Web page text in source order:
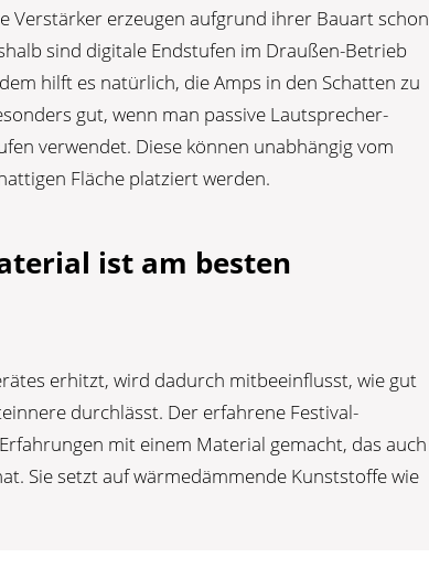
Verstärker erzeugen aufgrund ihrer Bauart schon
sind digitale Endstufen im Draußen-Betrieb
hilft es natürlich, die Amps in den Schatten zu
gut, wenn man passive Lautsprecher-
verwendet. Diese können unabhängig vom
Fläche platziert werden.
ist am besten
erhitzt, wird dadurch mitbeeinflusst, wie gut
durchlässt. Der erfahrene Festival-
mit einem Material gemacht, das auch
Sie setzt auf wärmedämmende Kunststoffe wie